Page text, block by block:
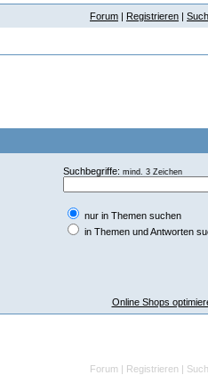
Forum | Registrieren |
Suchbegriffe: mind. 3 Zeichen
nur in Themen suchen
in Themen und Antworten
Online Shops
Forum | Registrieren |